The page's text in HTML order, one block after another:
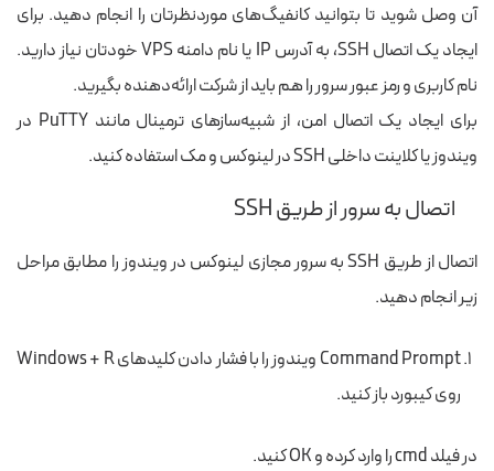
آن وصل شوید تا بتوانید کانفیگ‌های موردنظرتان را انجام دهید. برای
ایجاد یک اتصال SSH، به آدرس IP یا نام دامنه VPS خودتان نیاز دارید.
نام کاربری و رمز عبور سرور را هم باید از شرکت ارائه‌دهنده بگیرید.
برای ایجاد یک اتصال امن، از شبیه‌سازهای ترمینال مانند PuTTY در
ویندوز یا کلاینت داخلی SSH در لینوکس و مک استفاده کنید.
اتصال به سرور از طریق SSH
اتصال از طریق SSH به سرور مجازی لینوکس در ویندوز را مطابق مراحل
زیر انجام دهید.
Command Prompt ویندوز را با فشار دادن کلیدهای Windows + R
روی کیبورد باز کنید.
در فیلد cmd را وارد کرده و OK کنید.